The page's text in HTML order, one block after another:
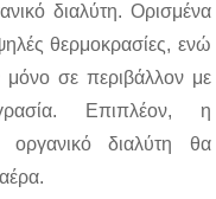
διαλύτη. Ορισμένα
θερμοκρασίες, ενώ
σε περιβάλλον με
Επιπλέον, η
οργανικό διαλύτη θα